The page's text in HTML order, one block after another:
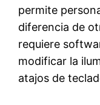
permite
diferencia de
requiere
modificar la
atajos de